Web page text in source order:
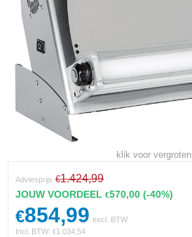
klik voor vergroten
Adviesprijs €1.424,99
JOUW VOORDEEL€570,00 (-40%)
€854,99 excl. BTW
Incl. BTW:€1.034,54